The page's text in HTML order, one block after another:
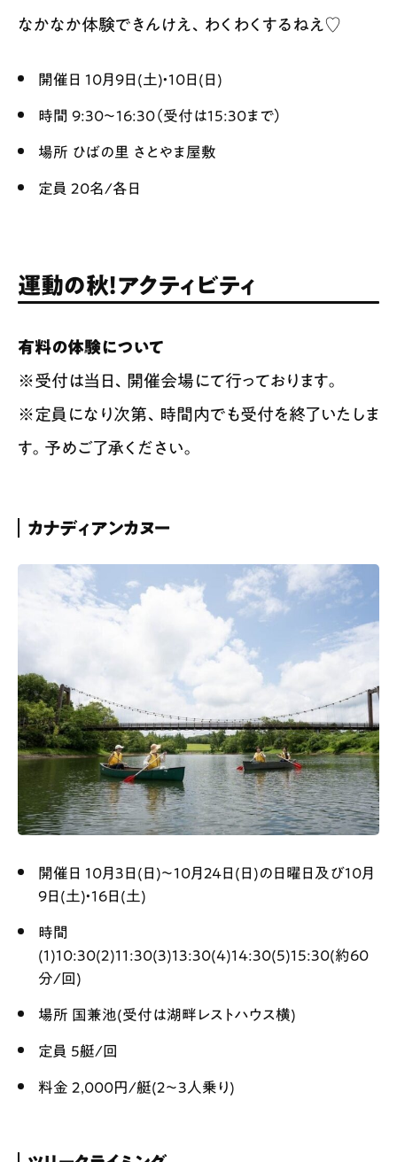
なかなか体験できんけえ、わくわくするねえ♡
開催日 10月9日(土)・10日(日)
時間 9:30〜16:30（受付は15:30まで）
場所 ひばの里 さとやま屋敷
定員 20名/各日
運動の秋！アクティビティ
有料の体験について
※受付は当日、開催会場にて行っております。
※定員になり次第、時間内でも受付を終了いたしま
す。予めご了承ください。
カナディアンカヌー
開催日 10月3日(日)〜10月24日(日)の日曜日及び10月
9日(土)・16日(土)
時間
(1)10:30(2)11:30(3)13:30(4)14:30(5)15:30(約60
分/回)
場所 国兼池(受付は湖畔レストハウス横)
定員 5艇/回
料金 2,000円/艇(2〜3人乗り)